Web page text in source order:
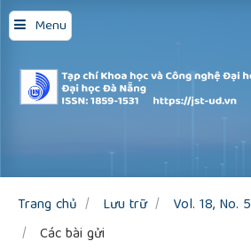
Menu
Quick
jump
to
page
content
Main
Sidebar
Trang chủ Lưu trữ
Vol. 18, No.
Các bài gửi